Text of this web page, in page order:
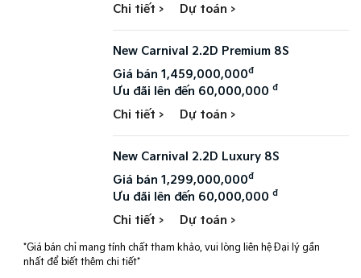
Chi tiết > Dự toán >
New Carnival 2.2D Premium 8S​
Giá bán 1,459,000,000đ
Ưu đãi lên đến 60,000,000đ
Chi tiết > Dự toán >
New Carnival 2.2D Luxury 8S​
Giá bán 1,299,000,000đ
Ưu đãi lên đến 60,000,000đ
Chi tiết > Dự toán >
*Giá bán chỉ mang tính chất tham khảo, vui lòng liên hệ Đại lý gần
nhất để biết thêm chi tiết*